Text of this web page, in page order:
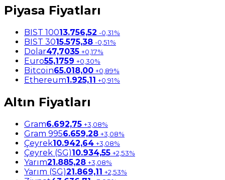
Piyasa Fiyatları
BIST 10013.756,52 -0,31%
BIST 3015.575,38 -0,51%
Dolar47,7035 +0,17%
Euro55,1759 +0,30%
Bitcoin65.018,00 +0,89%
Ethereum1.925,11 +0,91%
Altın Fiyatları
Gram6.692,75 +3,08%
Gram 9956.659,28 +3,08%
Çeyrek10.942,64 +3,08%
Çeyrek (SG)10.934,55 +2,53%
Yarım21.885,28 +3,08%
Yarım (SG)21.869,11 +2,53%